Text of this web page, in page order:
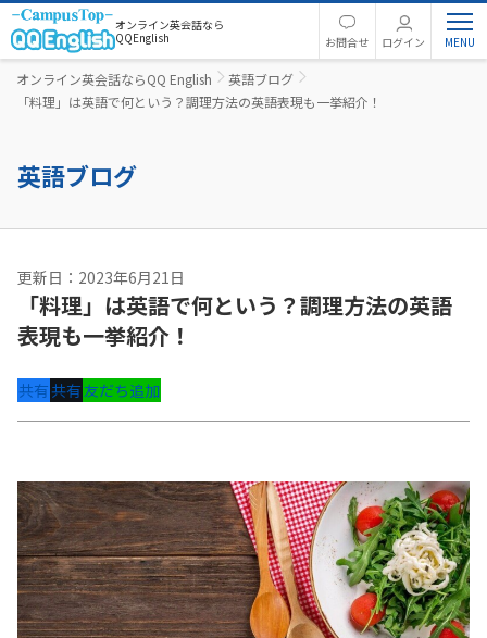
オンライン英会話なら
QQEnglish
お問合せ ログイン
オンライン英会話ならQQ English
英語ブログ
「料理」は英語で何という？調理方法の英語表現も一挙紹介！
英語ブログ
更新日：2023年6月21日
「料理」は英語で何という？調理方法の英語
表現も一挙紹介！
共有共有友だち追加